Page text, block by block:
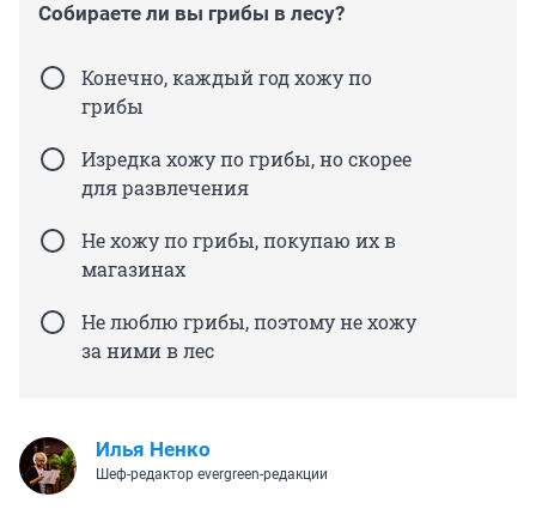
Собираете ли вы грибы в лесу?
Конечно, каждый год хожу по
грибы
Изредка хожу по грибы, но скорее
для развлечения
Не хожу по грибы, покупаю их в
магазинах
Не люблю грибы, поэтому не хожу
за ними в лес
Илья Ненко
Шеф-редактор evergreen-редакции